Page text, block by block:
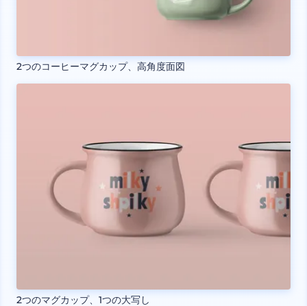
2つのコーヒーマグカップ、高角度面図
2つのマグカップ、1つの大写し